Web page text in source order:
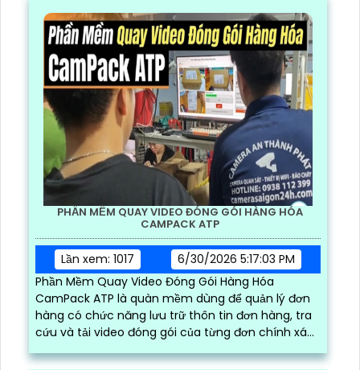
PHẦN MỀM QUAY VIDEO ĐÓNG GÓI HÀNG HÓA
CAMPACK ATP
Lần xem: 1017
6/30/2026 5:17:03 PM
Phần Mềm Quay Video Đóng Gói Hàng Hóa
CamPack ATP là quàn mềm dùng để quản lý đơn
hàng có chức năng lưu trữ thôn tin đơn hàng, tra
cứu và tải video đóng gói của từng đơn chính xác
và nhanh chóng